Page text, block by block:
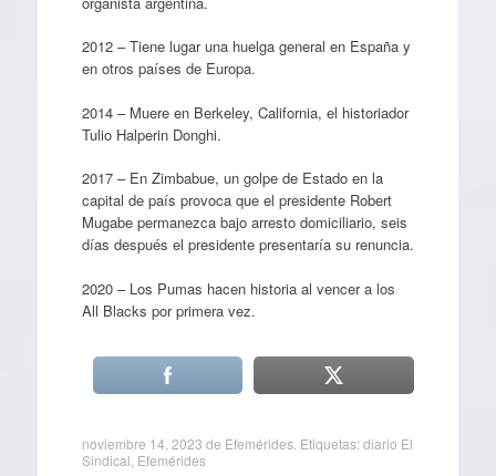
2012 – Tiene lugar una huelga general en España y
en otros países de Europa.
2014 – Muere en Berkeley, California, el historiador
Tulio Halperin Donghi.
2017 – En Zimbabue, un golpe de Estado en la
capital de país provoca que el presidente Robert
Mugabe permanezca bajo arresto domiciliario, seis
días después el presidente presentaría su renuncia.
2020 – Los Pumas hacen historia al vencer a los
All Blacks por primera vez.
noviembre 14, 2023 de Efemérides. Etiquetas:diario El
Sindical Efemérides